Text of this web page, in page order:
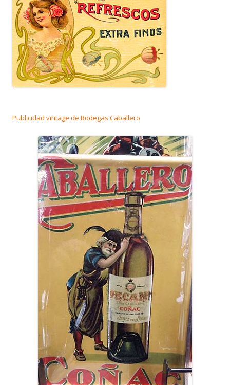
Publicidad vintage de Bodegas Caballero